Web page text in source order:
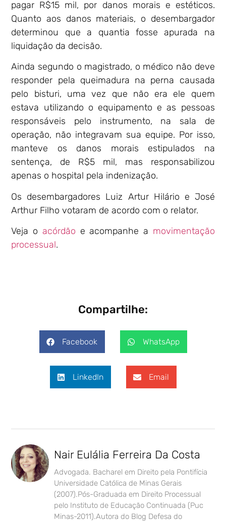
pagar R$15 mil, por danos morais e estéticos.
Quanto aos danos materiais, o desembargador
determinou que a quantia fosse apurada na
liquidação da decisão.
Ainda segundo o magistrado, o médico não deve
responder pela queimadura na perna causada
pelo bisturi, uma vez que não era ele quem
estava utilizando o equipamento e as pessoas
responsáveis pelo instrumento, na sala de
operação, não integravam sua equipe. Por isso,
manteve os danos morais estipulados na
sentença, de R$5 mil, mas responsabilizou
apenas o hospital pela indenização.
Os desembargadores Luiz Artur Hilário e José
Arthur Filho votaram de acordo com o relator.
Veja o acórdão e acompanhe a movimentação
processual.
Compartilhe:
Facebook WhatsApp
LinkedIn Email
Nair Eulália Ferreira Da Costa
Advogada. Bacharel em Direito pela Pontifícia
Universidade Católica de Minas Gerais
(2007).Pós-Graduada em Direito Processual
pelo Instituto de Educação Continuada (Puc
Minas-2011).Autora do Blog Defesa do